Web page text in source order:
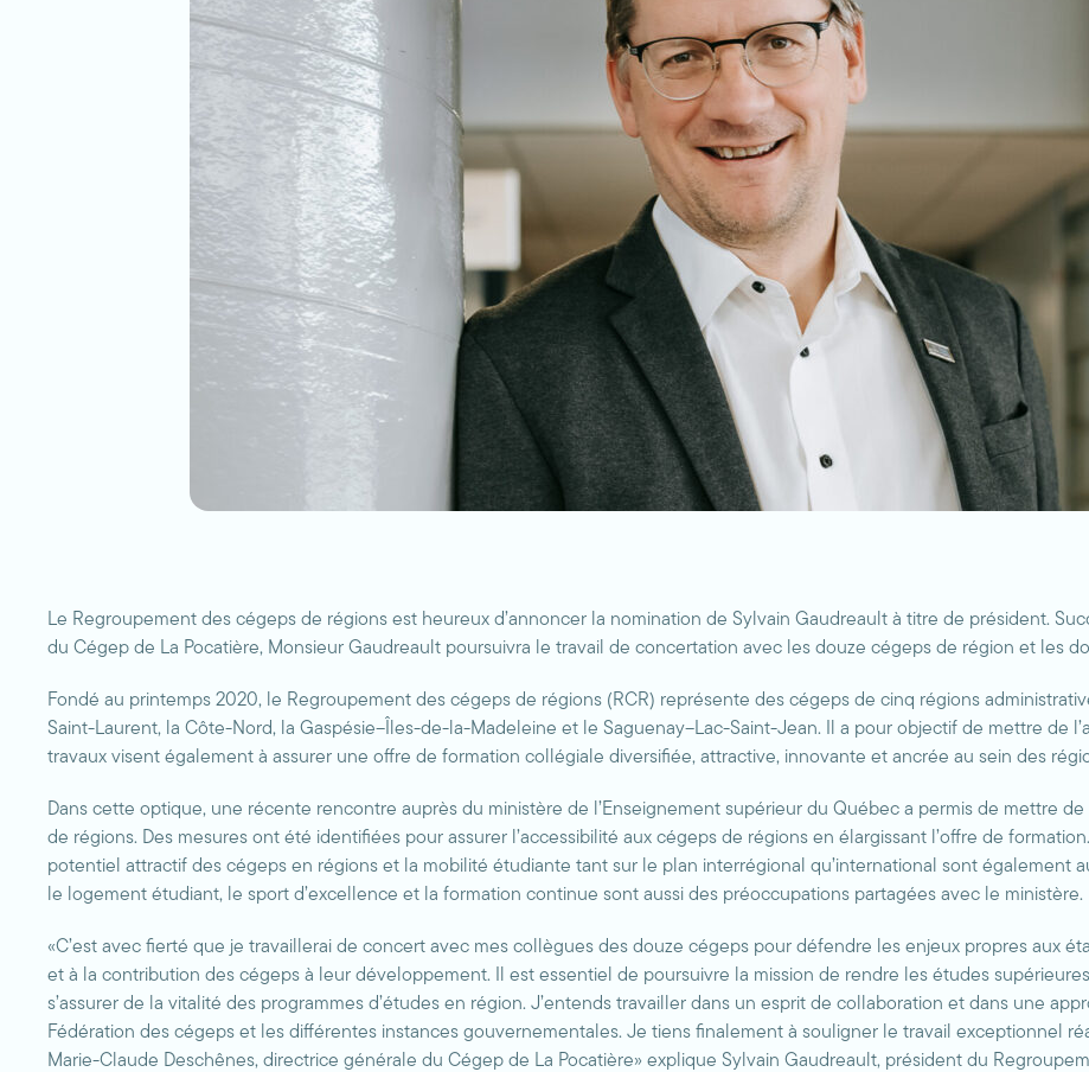
Le Regroupement des cégeps de régions est heureux d’annoncer la nomination de Sylvain Gaudreault à titre de président.
du Cégep de La Pocatière, Monsieur Gaudreault poursuivra le travail de concertation avec les douze cégeps de région et les
Fondé au printemps 2020, le Regroupement des cégeps de régions (RCR) représente des cégeps de cinq régions
Saint-Laurent, la Côte-Nord, la Gaspésie–Îles-de-la-Madeleine et le Saguenay–Lac-Saint-Jean. Il a pour objectif de mettre de
travaux visent également à assurer une offre de formation collégiale diversifiée, attractive, innovante et ancrée au sein des
Dans cette optique, une récente rencontre auprès du ministère de l’Enseignement supérieur du Québec a permis de mettre
de régions. Des mesures ont été identifiées pour assurer l’accessibilité aux cégeps de régions en élargissant l’offre de
potentiel attractif des cégeps en régions et la mobilité étudiante tant sur le plan interrégional qu’international sont également
le logement étudiant, le sport d’excellence et la formation continue sont aussi des préoccupations partagées avec le ministère.
«C’est avec fierté que je travaillerai de concert avec mes collègues des douze cégeps pour défendre les enjeux propres aux
et à la contribution des cégeps à leur développement. Il est essentiel de poursuivre la mission de rendre les études
s’assurer de la vitalité des programmes d’études en région. J’entends travailler dans un esprit de collaboration et dans une
Fédération des cégeps et les différentes instances gouvernementales. Je tiens finalement à souligner le travail exceptionnel
Marie-Claude Deschênes, directrice générale du Cégep de La Pocatière» explique Sylvain Gaudreault, président du